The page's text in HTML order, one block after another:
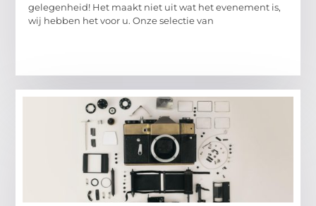
gelegenheid! Het maakt niet uit wat het evenement is,
wij hebben het voor u. Onze selectie van